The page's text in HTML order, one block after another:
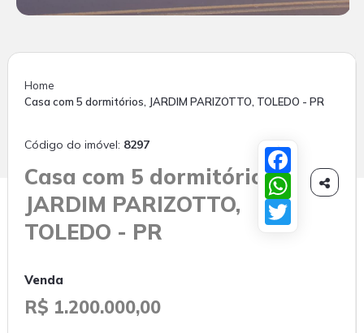
Home
Casa com 5 dormitórios, JARDIM PARIZOTTO, TOLEDO - PR
Código do imóvel: 8297
Casa com 5 dormitórios,
JARDIM PARIZOTTO,
TOLEDO - PR

WhatsApp
Venda
R$ 1.200.000,00